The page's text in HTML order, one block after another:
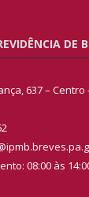
DE
637 –
08:00 às